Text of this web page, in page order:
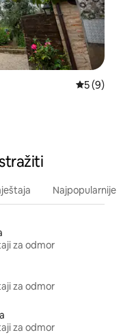
5 (9)
Najpopularnije
za odmor
za odmor
za odmor